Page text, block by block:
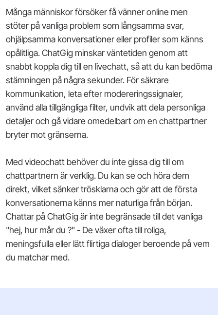
Många människor försöker få vänner online men
stöter på vanliga problem som långsamma svar,
ohjälpsamma konversationer eller profiler som känns
opålitliga. ChatGig minskar väntetiden genom att
snabbt koppla dig till en livechatt, så att du kan bedöma
stämningen på några sekunder. För säkrare
kommunikation, leta efter modereringssignaler,
använd alla tillgängliga filter, undvik att dela personliga
detaljer och gå vidare omedelbart om en chattpartner
bryter mot gränserna.
Med videochatt behöver du inte gissa dig till om
chattpartnern är verklig. Du kan se och höra dem
direkt, vilket sänker trösklarna och gör att de första
konversationerna känns mer naturliga från början.
Chattar på ChatGig är inte begränsade till det vanliga
"hej, hur mårdu ?" - De växer ofta till roliga,
meningsfulla eller lätt flirtiga dialoger beroende på vem
du matchar med.